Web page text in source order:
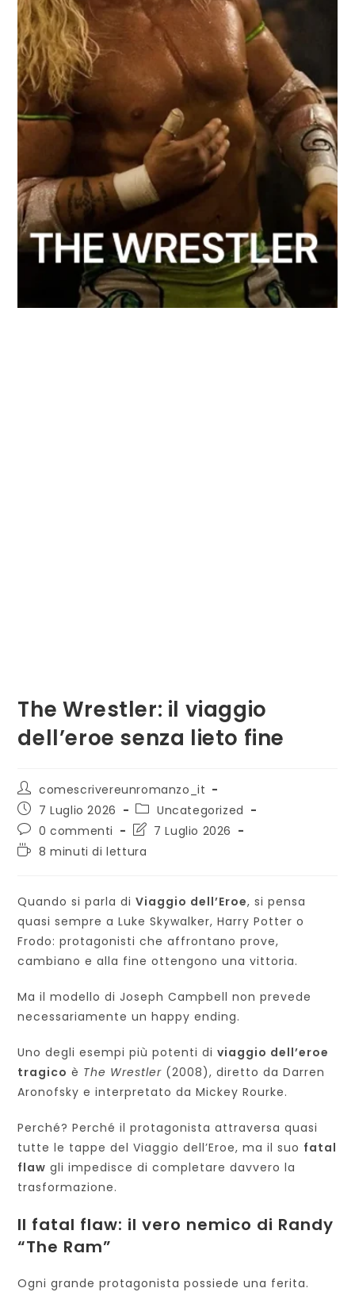
The Wrestler: il viaggio
dell’eroe senza lieto fine
Autore
dell'articolo:
comescrivereunromanzo_it
Articolo
pubblicato:
7 Luglio 2026
Categoria
dell'articolo:
Uncategorized
Commenti
dell'articolo:
0 commenti
Ultima
dell'articolo:
7 Luglio 2026
Tempo8 minuti di lettura
Quando si parla diViaggio dell’Eroe, si pensa
quasi sempre a Luke Skywalker, Harry Potter o
Frodo: protagonisti che affrontano prove,
cambiano e alla fine ottengono una vittoria.
Ma il modello di Joseph Campbell non prevede
necessariamente un happy ending.
Uno degli esempi più potenti diviaggio dell’eroe
tragico è The Wrestler (2008), diretto da Darren
Aronofsky e interpretato da Mickey Rourke.
Perché? Perché il protagonista attraversa quasi
tutte le tappe del Viaggio dell’Eroe, ma il suo fatal
flaw gli impedisce di completare davvero la
trasformazione.
Il fatal flaw: il vero nemico di Randy
“The Ram”
Ogni grande protagonista possiede una ferita.